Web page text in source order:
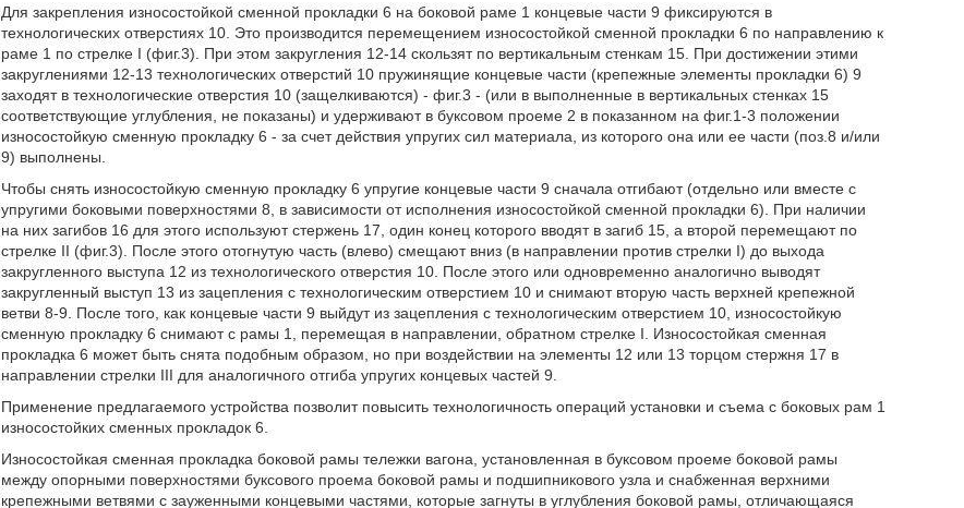
Для закрепления износостойкой сменной прокладки 6 на боковой раме 1 концевые части 9 фиксируются в
технологических отверстиях 10. Это производится перемещением износостойкой сменной прокладки 6 по направлению к
раме 1 по стрелке I (фиг.3). При этом закругления 12-14 скользят по вертикальным стенкам 15. При достижении этими
закруглениями 12-13 технологических отверстий 10 пружинящие концевые части (крепежные элементы прокладки 6) 9
заходят в технологические отверстия 10 (защелкиваются) - фиг.3 - (или в выполненные в вертикальных стенках 15
соответствующие углубления, не показаны) и удерживают в буксовом проеме 2 в показанном на фиг.1-3 положении
износостойкую сменную прокладку 6 - за счет действия упругих сил материала, из которого она или ее части (поз.8 и/или
9) выполнены.
Чтобы снять износостойкую сменную прокладку 6 упругие концевые части 9 сначала отгибают (отдельно или вместе с
упругими боковыми поверхностями 8, в зависимости от исполнения износостойкой сменной прокладки 6). При наличии
на них загибов 16 для этого используют стержень 17, один конец которого вводят в загиб 15, а второй перемещают по
стрелке II (фиг.3). После этого отогнутую часть (влево) смещают вниз (в направлении против стрелки I) до выхода
закругленного выступа 12 из технологического отверстия 10. После этого или одновременно аналогично выводят
закругленный выступ 13 из зацепления с технологическим отверстием 10 и снимают вторую часть верхней крепежной
ветви 8-9. После того, как концевые части 9 выйдут из зацепления с технологическим отверстием 10, износостойкую
сменную прокладку 6 снимают с рамы 1, перемещая в направлении, обратном стрелке I. Износостойкая сменная
прокладка 6 может быть снята подобным образом, но при воздействии на элементы 12 или 13 торцом стержня 17 в
направлении стрелки III для аналогичного отгиба упругих концевых частей 9.
Применение предлагаемого устройства позволит повысить технологичность операций установки и съема с боковых рам 1
износостойких сменных прокладок 6.
Износостойкая сменная прокладка боковой рамы тележки вагона, установленная в буксовом проеме боковой рамы
между опорными поверхностями буксового проема боковой рамы и подшипникового узла и снабженная верхними
крепежными ветвями с зауженными концевыми частями, которые загнуты в углубления боковой рамы, отличающаяся